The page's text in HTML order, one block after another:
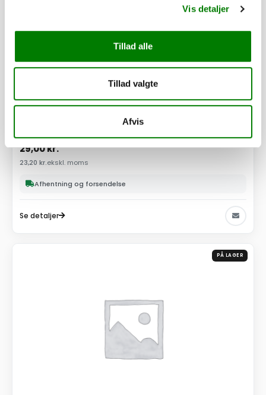
Vis detaljer
Tillad alle
Tillad valgte
Afvis
Spændeplade for 260ED + 260B ED
29,00kr.
23,20 kr.ekskl. moms
Afhentning og forsendelse
Se detaljer
PÅ LAGER